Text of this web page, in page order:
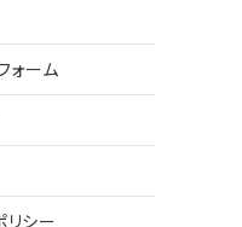
ォーム
リシー